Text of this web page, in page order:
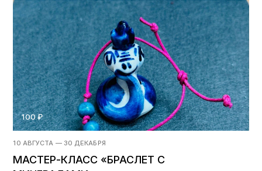
100 ₽
10 АВГУСТА — 30 ДЕКАБРЯ
МАСТЕР-КЛАСС «БРАСЛЕТ С